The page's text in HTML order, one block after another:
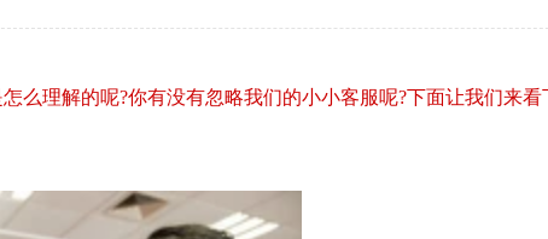
么理解的呢?你有没有忽略我们的小小客服呢?下面让我们来看